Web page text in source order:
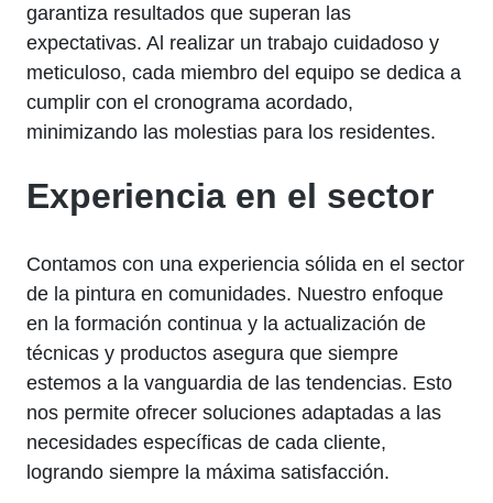
garantiza resultados que superan las
expectativas. Al realizar un trabajo cuidadoso y
meticuloso, cada miembro del equipo se dedica a
cumplir con el cronograma acordado,
minimizando las molestias para los residentes.
Experiencia en el sector
Contamos con una experiencia sólida en el sector
de la pintura en comunidades. Nuestro enfoque
en la formación continua y la actualización de
técnicas y productos asegura que siempre
estemos a la vanguardia de las tendencias. Esto
nos permite ofrecer soluciones adaptadas a las
necesidades específicas de cada cliente,
logrando siempre la máxima satisfacción.